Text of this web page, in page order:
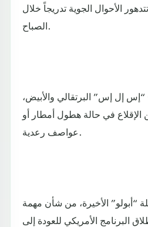
الأحوال الجوية تدريجاً خلال
الصباح.
إل إس” البرتقالي والأبيض،
98 متراً، من الإقلاع في حالة هطول أمطار أو
عواصف رعدية.
الأخيرة، من شأن مهمة
بإطلاق البرنامج الأمريكي للعودة إلى